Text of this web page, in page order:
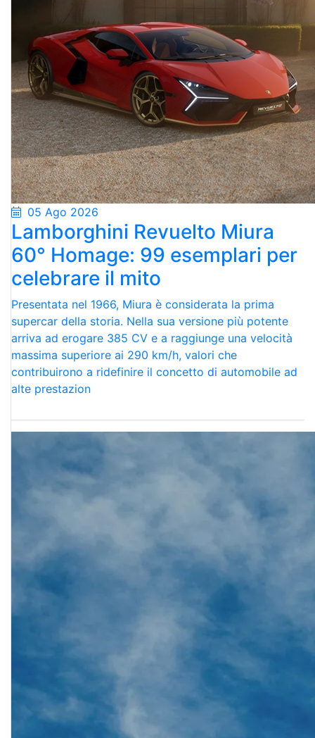
05 Ago 2026
Lamborghini Revuelto Miura
60° Homage: 99 esemplari per
celebrare il mito
Presentata nel 1966, Miura è considerata la prima
supercar della storia. Nella sua versione più potente
arriva ad erogare 385 CV e a raggiunge una velocità
massima superiore ai 290 km/h, valori che
contribuirono a ridefinire il concetto di automobile ad
alte prestazion